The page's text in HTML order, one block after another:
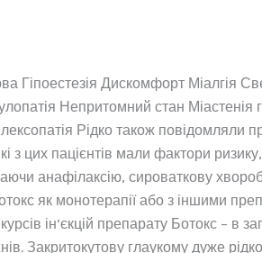
Гіпоестезія Дискомфорт Міалгія
Непритомний стан Міастенія
Рідко також повідомляли
з цих пацієнтів мали фактори
анафілаксію, сироваткову
як монотерапії або з іншими
ін’єкцій препарату Ботокс – в
Закритокутову глаукому дуже